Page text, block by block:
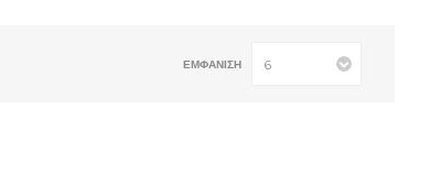
ΕΜΦΆΝΙΣΗ